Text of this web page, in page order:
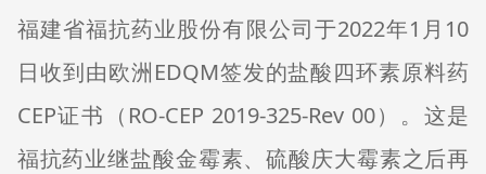
福建省福抗药业股份有限公司于2022年1 月 10
日收到由欧洲 EDQM签发的盐酸四环素原料药
CEP证书（ RO-CEP 2019-325-Rev 00）。这是
福抗药业继盐酸金霉素、硫酸庆大霉素之后再